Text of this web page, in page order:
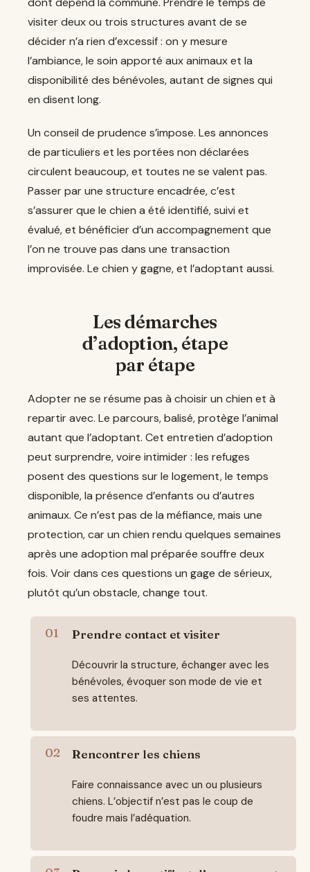
visiter deux ou trois structures avant de se
décider n’a rien d’excessif : on y mesure
l’ambiance, le soin apporté aux animaux et la
disponibilité des bénévoles, autant de signes qui
en disent long.
Un conseil de prudence s’impose. Les annonces
de particuliers et les portées non déclarées
circulent beaucoup, et toutes ne se valent pas.
Passer par une structure encadrée, c’est
s’assurer que le chien a été identifié, suivi et
évalué, et bénéficier d’un accompagnement que
l’on ne trouve pas dans une transaction
improvisée. Le chien y gagne, et l’adoptant aussi.
Les démarches
d’adoption, étape
par étape
Adopter ne se résume pas à choisir un chien et à
repartir avec. Le parcours, balisé, protège l’animal
autant que l’adoptant. Cet entretien d’adoption
peut surprendre, voire intimider : les refuges
posent des questions sur le logement, le temps
disponible, la présence d’enfants ou d’autres
animaux. Ce n’est pas de la méfiance, mais une
protection, car un chien rendu quelques semaines
après une adoption mal préparée souffre deux
fois. Voir dans ces questions un gage de sérieux,
plutôt qu’un obstacle, change tout.
Prendre contact et visiter
Découvrir la structure, échanger avec les
bénévoles, évoquer son mode de vie et
ses attentes.
Rencontrer les chiens
Faire connaissance avec un ou plusieurs
chiens. L’objectif n’est pas le coup de
foudre mais l’adéquation.